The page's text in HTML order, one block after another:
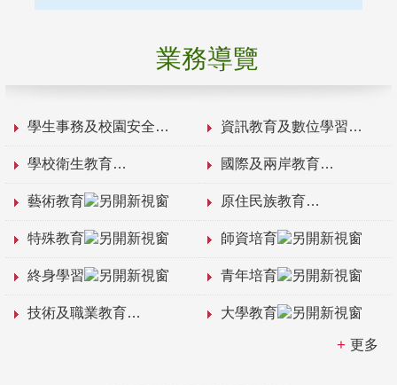
業務導覽
學生事務及校園安全 資訊教育及數位學習
學校衛生教育 國際及兩岸教育
藝術教育 原住民族教育
特殊教育 師資培育
終身學習 青年培育
技術及職業教育 大學教育
更多